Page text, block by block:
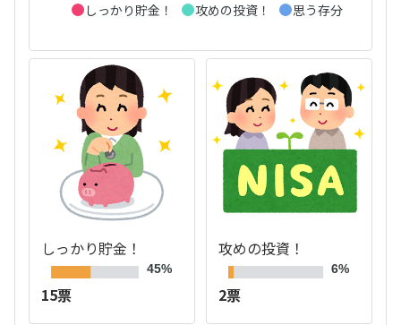
しっかり貯金！ 攻めの投資！ 思う存分お買い物
しっかり貯金！
45%
15票
攻めの投資！
6%
2票